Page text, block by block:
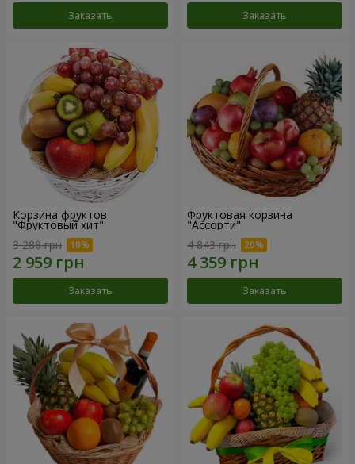
Заказать Заказать
Корзина фруктов
"Фруктовый хит"
3 288 грн
Заказать
Фруктовая корзина
"Ассорти"
4 843 грн
Заказать